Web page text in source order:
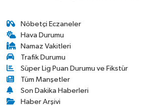
Nöbetçi Eczaneler
Hava Durumu
Namaz Vakitleri
Trafik Durumu
Süper Lig Puan Durumu ve Fikstür
Tüm Manşetler
Son Dakika Haberleri
Haber Arşivi